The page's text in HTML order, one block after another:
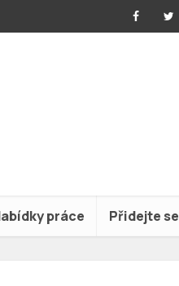
práce Přidejte se